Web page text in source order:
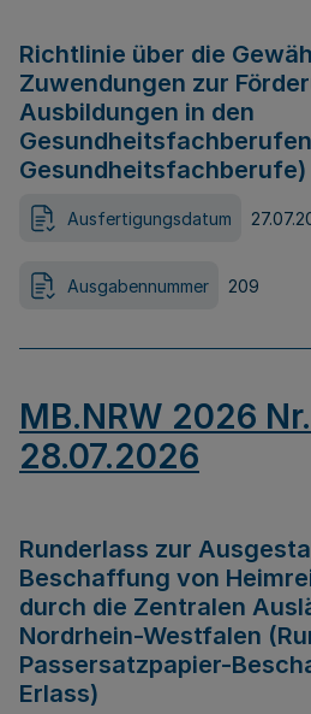
Richtlinie über die
Zuwendungen zur
Ausbildungen in den
Gesundheitsfachberufe)
Ausfertigungsdatum
Ausgabennummer 209
MB.NRW 2026
28.07.2026
Runderlass zur
Beschaffung von
durch die Zentralen
Nordrhein-Westfalen
Passersatzpapier-
Erlass)